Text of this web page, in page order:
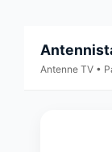
Antenne TV •